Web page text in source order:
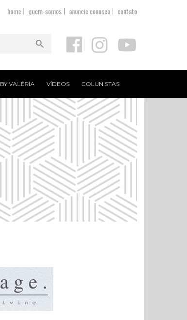
home quem-somos anuncie conosco contato
BY VALÉRIA VÍDEOS COLUNISTAS